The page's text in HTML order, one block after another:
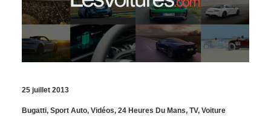
25 juillet 2013
Bugatti, Sport Auto, Vidéos, 24 Heures Du Mans, TV, Voiture